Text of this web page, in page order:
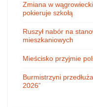
Zmiana w
pokieruje szkołą
Ruszył nabór na
mieszkaniowych
Mieścisko przyjmie
Burmistrzyni
2026”